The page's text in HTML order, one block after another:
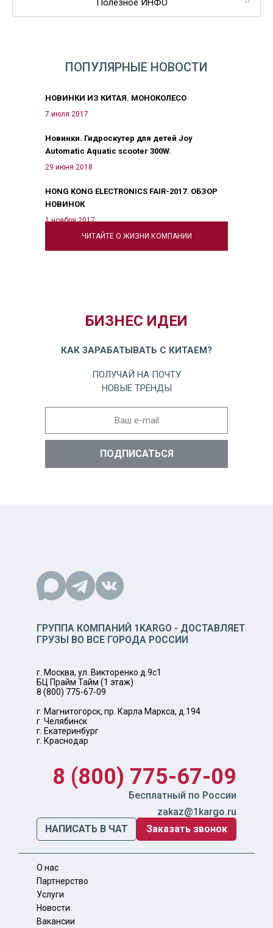
ЧИТАЙТЕ О ЖИЗНИ КОМПАНИИ
ПОПУЛЯРНЫЕ НОВОСТИ
НОВИНКИ ИЗ КИТАЯ. МОНОКОЛЕСО
7 июля 2017
Новинки. Гидроскутер для детей Joy
Automatic Aquatic scooter 300W.
29 июня 2018
HONG KONG ELECTRONICS FAIR-2017. ОБЗОР
НОВИНОК
1 ноября 2017
БИЗНЕС ИДЕИ
КАК ЗАРАБАТЫВАТЬ С КИТАЕМ?
ПОЛУЧАЙ НА ПОЧТУ
НОВЫЕ ТРЕНДЫ
ГРУППА КОМПАНИЙ 1KARGO - ДОСТАВЛЯЕТ
ГРУЗЫ ВО ВСЕ ГОРОДА РОССИИ
г. Москва, ул. Викторенко д.9с1
БЦ Прайм Тайм (1 этаж)
8 (800) 775-67-09
г. Магнитогорск, пр. Карла Маркса, д.194
г. Челябинск
г. Екатеринбург
г. Краснодар
8 (800) 775-67-09
Бесплатный по России
zakaz@1kargo.ru
НАПИСАТЬ В ЧАТ
Заказать звонок
О нас
Партнерство
Услуги
Новости
Вакансии